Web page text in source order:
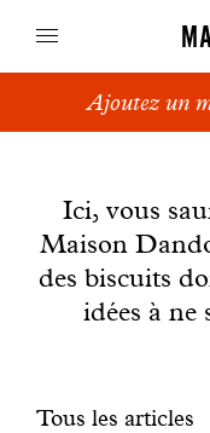
Ajoutez un
Ici, vous
Maison
des biscuits
idées à ne
Filtrer
Tous les articles